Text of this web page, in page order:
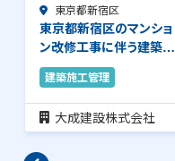
（前職給与保証）…
大阪府堺市
大阪府堺市の建築物新築
工事に伴う建築施工管理
のお仕事です。品…
建築施工管理
清水建設株式会社